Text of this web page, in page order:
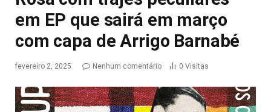
em EP que sairá em março
com capa de Arrigo Barnabé
fevereiro 2, 2025 Nenhum comentário 0 Visitas